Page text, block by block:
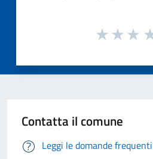
Contatta il comune
Leggi le domande frequenti